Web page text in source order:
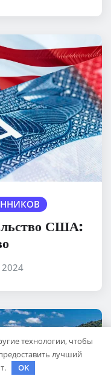
США:
технологии, чтобы
лучший
OK